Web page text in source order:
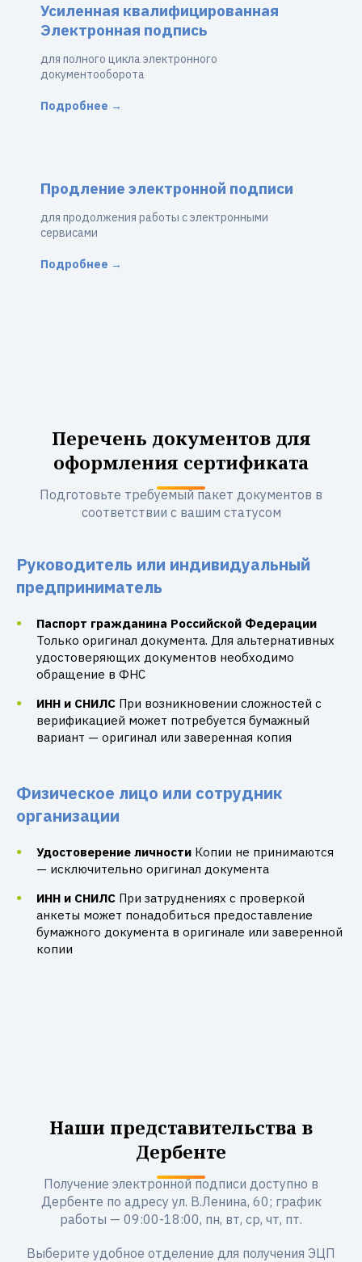
Усиленная квалифицированная
Электронная подпись
для полного цикла электронного
документооборота
Подробнее →
Продление электронной подписи
для продолжения работы с электронными
сервисами
Подробнее →
Перечень документов для
оформления сертификата
Подготовьте требуемый пакет документов в
соответствии с вашим статусом
Руководитель или индивидуальный
предприниматель
Паспорт гражданина Российской Федерации
Только оригинал документа. Для альтернативных
удостоверяющих документов необходимо
обращение в ФНС
ИНН и СНИЛС При возникновении сложностей с
верификацией может потребуется бумажный
вариант — оригинал или заверенная копия
Физическое лицо или сотрудник
организации
Удостоверение личности Копии не принимаются
— исключительно оригинал документа
ИНН и СНИЛС При затруднениях с проверкой
анкеты может понадобиться предоставление
бумажного документа в оригинале или заверенной
копии
Наши представительства в
Дербенте
Получение электронной подписи доступно в
Дербенте по адресу ул. В.Ленина, 60; график
работы — 09:00-18:00, пн, вт, ср, чт, пт.
Выберите удобное отделение для получения ЭЦП